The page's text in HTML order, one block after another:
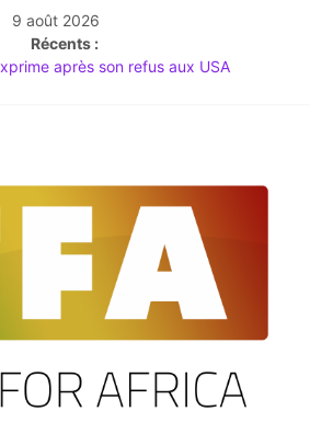
9 août 2026
Récents :
après son refus aux USA
| Le Média du Leadership Africain
du Sud lance le Mondial 2026 au